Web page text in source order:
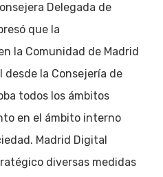
Delegada de
que la
la Comunidad de Madrid
la Consejería de
todos los ámbitos
en el ámbito interno
Madrid Digital
diversas medidas